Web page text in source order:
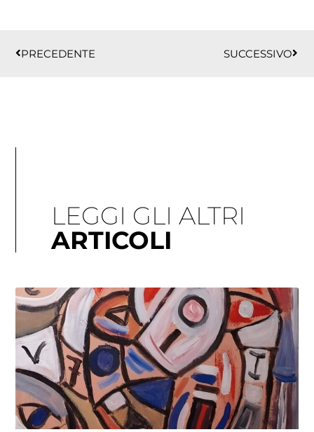
PRECEDENTE
SUCCESSIVO
LEGGI GLI ALTRI
ARTICOLI
PaginaPagina
Pagina
Pagina
Pagina